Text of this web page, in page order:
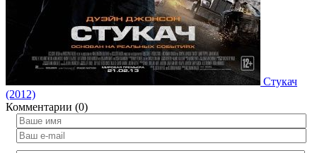
Стукач
(2012)
Комментарии (0)